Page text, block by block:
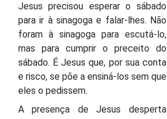
Jesus precisou esperar o sábado
para ir à sinagoga e falar-lhes. Não
foram à sinagoga para escutá-lo,
mas para cumprir o preceito do
sábado. É Jesus que, por sua conta
e risco, se põe a ensiná-los sem que
eles o pedissem.
A presença de Jesus desperta